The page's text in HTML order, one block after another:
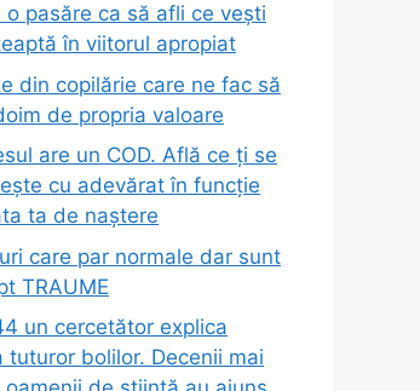
o pasăre ca să afli ce vești
în viitorul apropiat
din copilărie care ne fac să
de propria valoare
are un COD. Află ce ți se
cu adevărat în funcție
ta de naștere
care par normale dar sunt
TRAUME
un cercetător explica
tuturor bolilor. Decenii mai